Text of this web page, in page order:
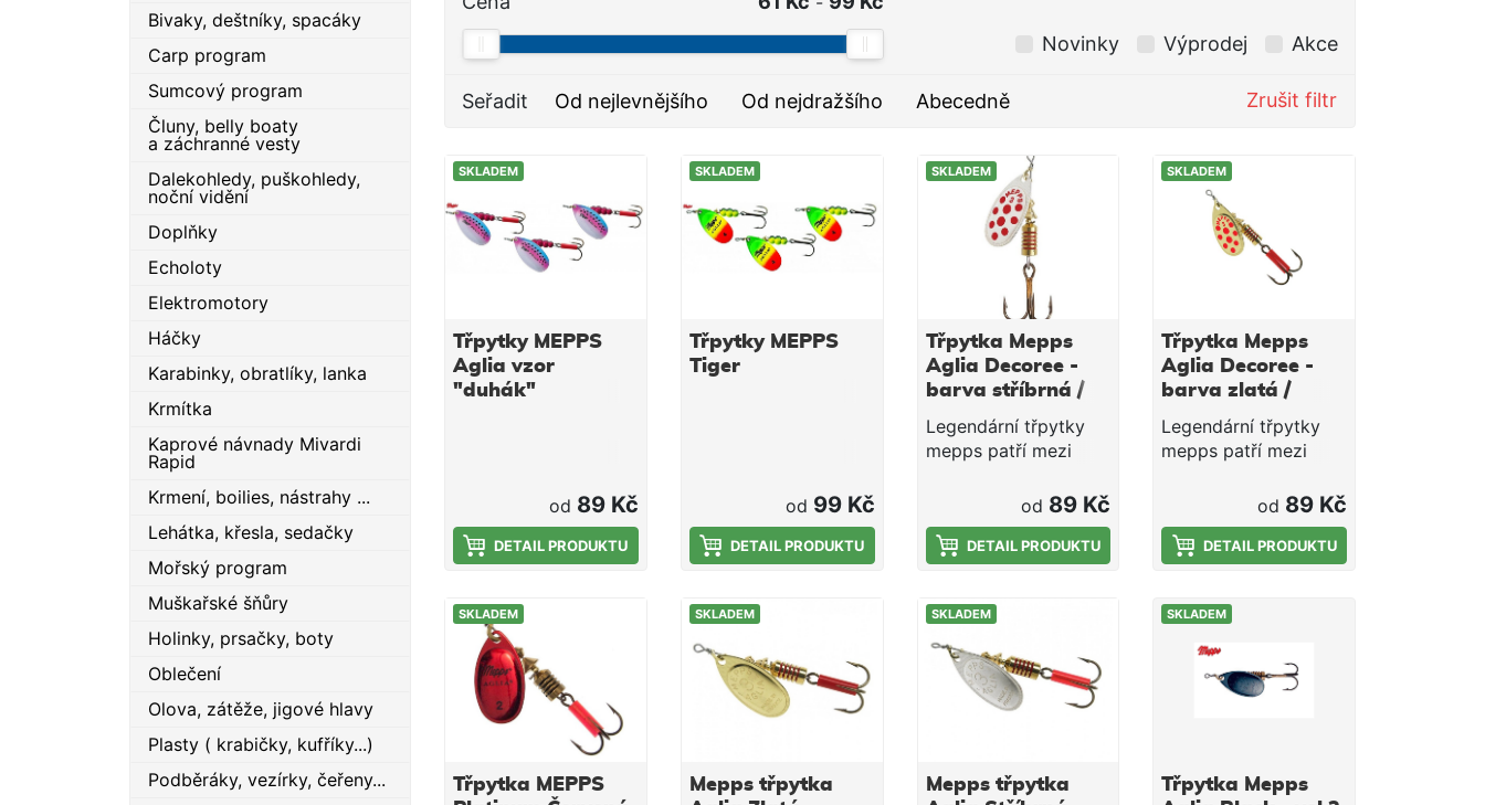
Bivaky, deštníky, spacáky
Carp program
Sumcový program
Čluny, belly boaty
a záchranné vesty
Dalekohledy, puškohledy,
noční vidění
Doplňky
Echoloty
Elektromotory
Háčky
Karabinky, obratlíky, lanka
Krmítka
Kaprové návnady Mivardi
Rapid
Krmení, boilies, nástrahy ...
Lehátka, křesla, sedačky
Mořský program
Muškařské šňůry
Holinky, prsačky, boty
Oblečení
Olova, zátěže, jigové hlavy
Plasty ( krabičky, kufříky...)
Podběráky, vezírky, čeřeny...
Novinky
Výprodej Akce
Seřadit Zrušit filtr
Od nejlevnějšího Od nejdražšího Abecedně
SKLADEM
Třpytky MEPPS
Aglia vzor
"duhák"
od 89 Kč
DETAIL PRODUKTU
SKLADEM
Třpytky MEPPS
Tiger
od 99 Kč
DETAIL PRODUKTU
SKLADEM
Třpytka Mepps
Aglia Decoree -
barva stříbrná /
červené tečky
Legendární třpytky
mepps patří mezi
světě k lovu dravců.
Třpytka pracuje i při
malém otočením
od 89 Kč
DETAIL PRODUKTU
SKLADEM
Třpytka Mepps
Aglia Decoree -
barva zlatá /
červené tečky
Legendární třpytky
mepps patří mezi
světě k lovu dravců.
Třpytka pracuje i při
malém otočením
od 89 Kč
DETAIL PRODUKTU
SKLADEM
Třpytka MEPPS
SKLADEM
Mepps třpytka
SKLADEM
Mepps třpytka
SKLADEM
Třpytka Mepps